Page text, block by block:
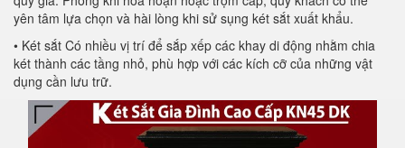
yên tâm lựa chọn và hài lòng khi sử sụng két sắt xuất khẩu.
• Két sắt Có nhiều vị trí để sắp xếp các khay di động nhằm chia
két thành các tầng nhỏ, phù hợp với các kích cỡ của những vật
dụng cần lưu trữ.